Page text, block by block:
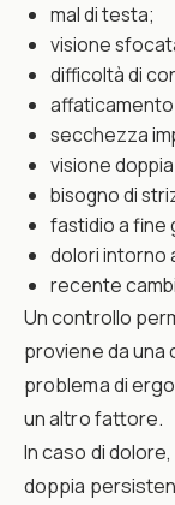
mal di testa;
visione
difficoltà di
secchezza
visione
bisogno di
fastidio a fine
dolori intorno
recente
Un controllo
proviene da
problema di
un altro fattore.
In caso di
doppia